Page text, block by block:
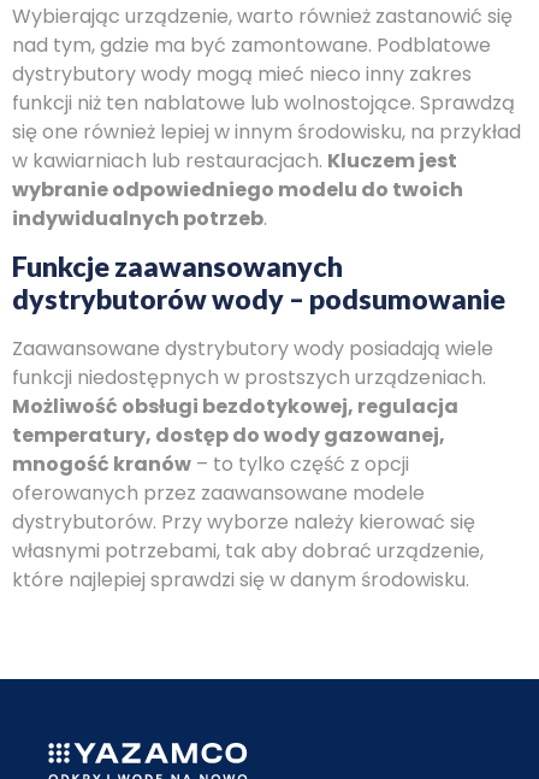
Wybierając urządzenie, warto również zastanowić się
nad tym, gdzie ma być zamontowane. Podblatowe
dystrybutory wody mogą mieć nieco inny zakres
funkcji niż ten nablatowe lub wolnostojące. Sprawdzą
się one również lepiej w innym środowisku, na przykład
w kawiarniach lub restauracjach. Kluczem jest
wybranie odpowiedniego modelu do twoich
indywidualnych potrzeb.
Funkcje zaawansowanych
dystrybutorów wody – podsumowanie
Zaawansowane dystrybutory wody posiadają wiele
funkcji niedostępnych w prostszych urządzeniach.
Możliwość obsługi bezdotykowej, regulacja
temperatury, dostęp do wody gazowanej,
mnogość kranów – to tylko część z opcji
oferowanych przez zaawansowane modele
dystrybutorów. Przy wyborze należy kierować się
własnymi potrzebami, tak aby dobrać urządzenie,
które najlepiej sprawdzi się w danym środowisku.